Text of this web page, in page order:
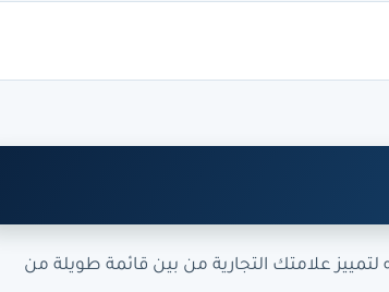
علامتك التجارية من بين قائمة طويلة من